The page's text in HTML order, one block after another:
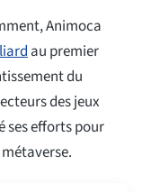
Animoca
au premier
du
des jeux
ses efforts pour